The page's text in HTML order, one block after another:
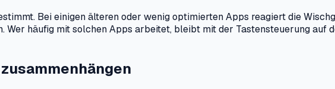
Bei einigen älteren oder wenig optimierten Apps reagiert die
Wer häufig mit solchen Apps arbeitet, bleibt mit der Tastensteuerung auf